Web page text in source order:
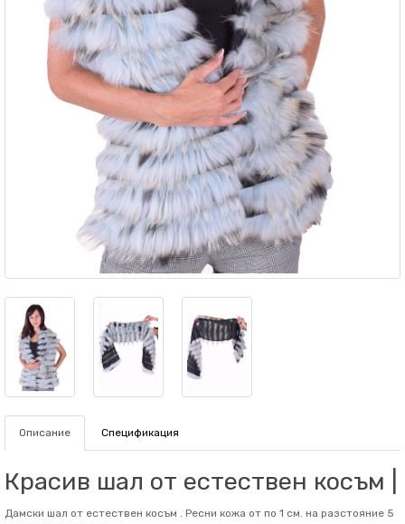
Описание Спецификация
Красив шал от естествен косъм |
Дамски шал от естествен косъм . Ресни кожа от по 1 см. на разстояние 5